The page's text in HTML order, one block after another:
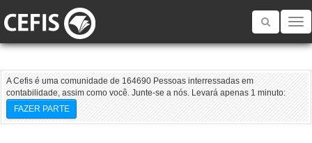
Toggle
A Cefis é uma comunidade de 164690 Pessoas interressadas em
contabilidade, assim como você. Junte-se a nós. Levará apenas 1 minuto:
FAZER PARTE